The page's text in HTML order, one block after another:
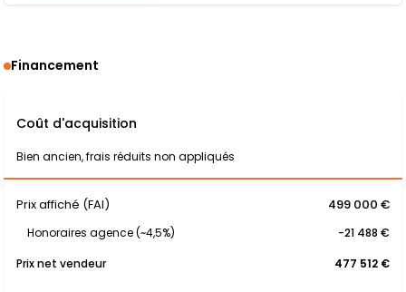
Financement
Coût d'acquisition
Bien ancien, frais réduits non appliqués
Prix affiché (FAI) 499 000 €
Honoraires agence (~4,5%)
-21 488 €
Prix net vendeur
477 512 €